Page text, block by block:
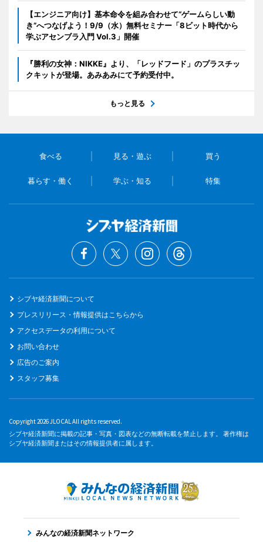
【エンジニア向け】基本命令を組み合わせて“ゲームらしい動
き”へつなげよう！9/9（水）無料セミナー「8ビット時代から
学ぶアセンブラ入門 Vol.3」開催
『勝利の女神：NIKKE』より、「レッドフード」のプラスチッ
クキットが登場。あみあみにて予約受付中。
もっと見る
食べる 見る・遊ぶ 買う
暮らす・働く 学ぶ・知る 特集
シブヤ経済新聞について
プレスリリース・情報提供はこちらから
アクセスデータの利用について
お問い合わせ
広告のご案内
スタッフ募集
Copyright 2026 JLOCAL All rights reserved.
シブヤ経済新聞に掲載の記事・写真・図表などの無断転載を禁止します。 著作権は
シブヤ経済新聞またはその情報提供者に属します。
みんなの経済新聞ネットワーク